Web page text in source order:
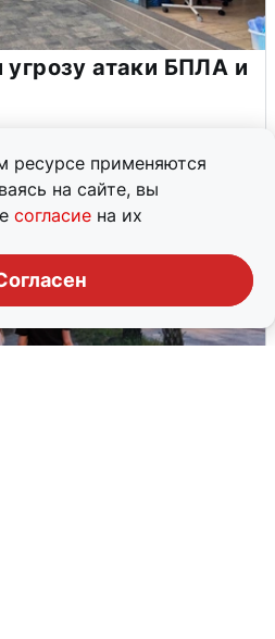
ресурсе применяются
на сайте, вы
согласие на их
атаки БПЛА и